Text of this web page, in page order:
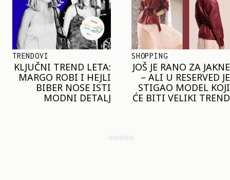
SHOPPING
JOŠ JE RANO ZA JAKNE
– ALI U RESERVED JE
STIGAO MODEL KOJI
ĆE BITI VELIKI TREND
TRENDOVI
NAJVEĆI MIKRO-
TREND SEZONE VAS
POZIVA DA SPOJITE
NESPOJIVO